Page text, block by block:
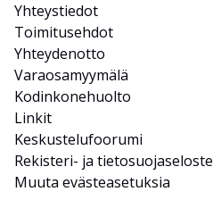
Yhteystiedot
Toimitusehdot
Yhteydenotto
Varaosamyymälä
Kodinkonehuolto
Linkit
Keskustelufoorumi
Rekisteri- ja tietosuojaseloste
Muuta evästeasetuksia